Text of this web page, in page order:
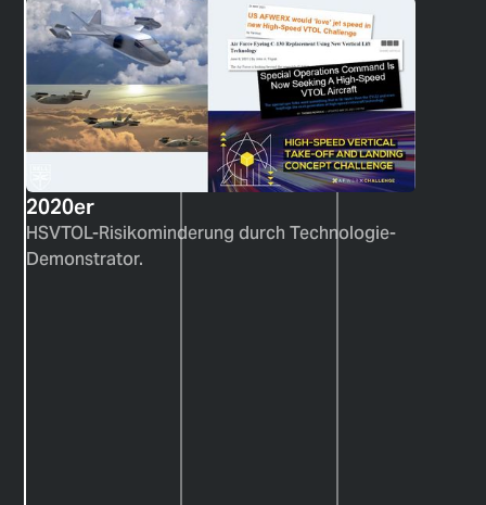
2020er
2020er
HSVTOL-Risikominderung durch Technologie-
Demonstrator.
2000er 1990er